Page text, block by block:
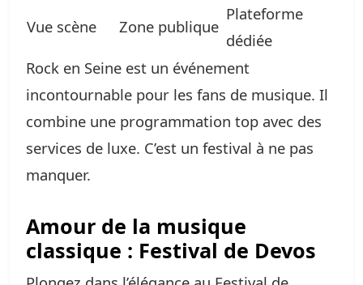
Vue scène Zone publique
Plateforme
dédiée
Rock en Seine est un événement
incontournable pour les fans de musique. Il
combine une programmation top avec des
services de luxe. C’est un festival à ne pas
manquer.
Amour de la musique
classique : Festival de Devos